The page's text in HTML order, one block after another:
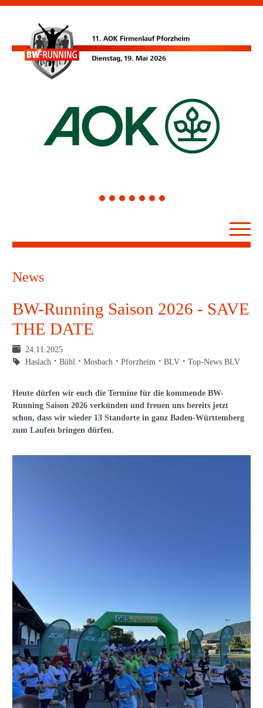
1 2 3 4 5 6 7
News
BW-Running Saison 2026 - SAVE
THE DATE
24.11.2025
Haslach
Bühl Mosbach Pforzheim BLV Top-News BLV
Heute dürfen wir euch die Termine für die kommende BW-
Running Saison 2026 verkünden und freuen uns bereits jetzt
schon, dass wir wieder 13 Standorte in ganz Baden-Württemberg
zum Laufen bringen dürfen.